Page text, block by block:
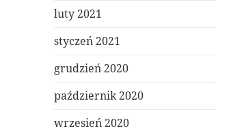
luty 2021
styczeń 2021
grudzień 2020
październik 2020
wrzesień 2020